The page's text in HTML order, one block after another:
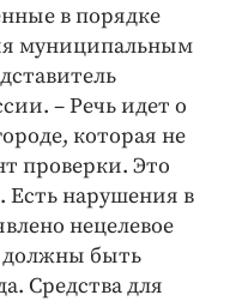
в порядке
муниципальным
– Речь идет о
которая не
проверки. Это
Есть нарушения в
нецелевое
должны быть
Средства для